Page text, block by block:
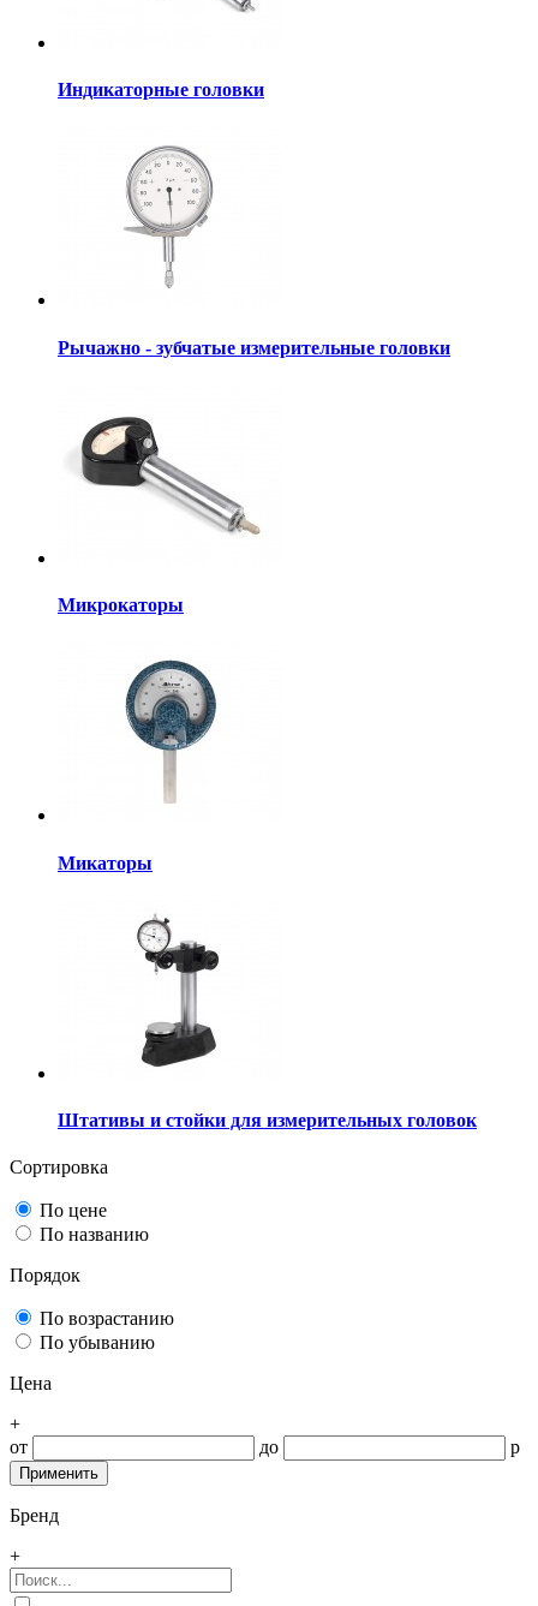
Индикаторные головки
Рычажно - зубчатые измерительные головки
Микрокаторы
Микаторы
Штативы и стойки для измерительных головок
Сортировка
По цене
По названию
Порядок
По возрастанию
По убыванию
Цена
+
от
до р
Бренд
+